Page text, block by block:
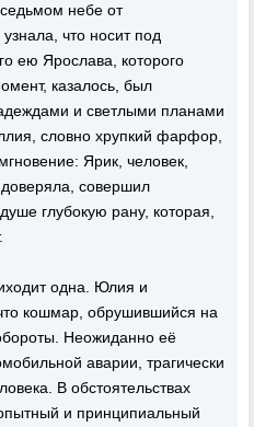
небе от
узнала, что носит под
ею Ярослава, которого
казалось, был
и светлыми планами
словно хрупкий фарфор,
Ярик, человек,
совершил
глубокую рану, которая,
одна. Юлия и
кошмар, обрушившийся на
Неожиданно её
аварии, трагически
В обстоятельствах
и принципиальный